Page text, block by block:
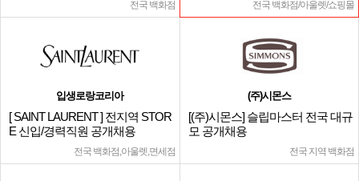
전국 백화점 전국 백화점/아울렛/쇼핑몰
입생로랑코리아
[ SAINT LAURENT ] 전지역 STOR
E 신입/경력직원 공개채용
전국 백화점,아울렛,면세점
(주)시몬스
[(주)시몬스] 슬립마스터 전국 대규
모 공개채용
전국 지역 백화점